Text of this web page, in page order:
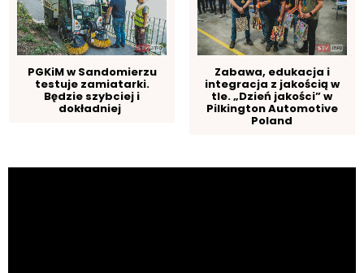
PGKiM w Sandomierzu
testuje zamiatarki.
Będzie szybciej i
dokładniej
Zabawa, edukacja i
integracja z jakością w
tle. „Dzień jakości” w
Pilkington Automotive
Poland